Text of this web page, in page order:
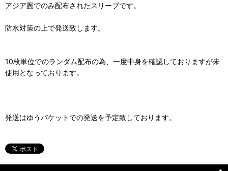
アジア圏でのみ配布されたスリーブです。
防水対策の上で発送致します。
10枚単位でのランダム配布の為、一度中身を確認しておりますが未
使用となっております。
発送はゆうパケットでの発送を予定致しております。